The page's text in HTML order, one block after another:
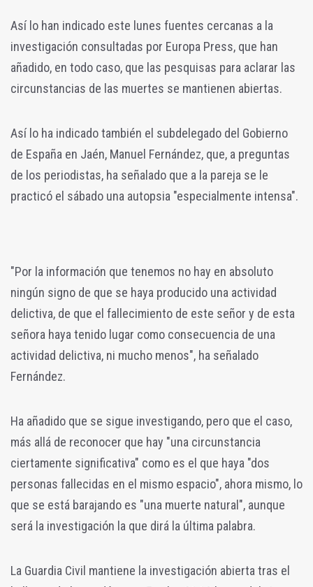
Así lo han indicado este lunes fuentes cercanas a la
investigación consultadas por Europa Press, que han
añadido, en todo caso, que las pesquisas para aclarar las
circunstancias de las muertes se mantienen abiertas.
Así lo ha indicado también el subdelegado del Gobierno
de España en Jaén, Manuel Fernández, que, a preguntas
de los periodistas, ha señalado que a la pareja se le
practicó el sábado una autopsia "especialmente intensa".
"Por la información que tenemos no hay en absoluto
ningún signo de que se haya producido una actividad
delictiva, de que el fallecimiento de este señor y de esta
señora haya tenido lugar como consecuencia de una
actividad delictiva, ni mucho menos", ha señalado
Fernández.
Ha añadido que se sigue investigando, pero que el caso,
más allá de reconocer que hay "una circunstancia
ciertamente significativa" como es el que haya "dos
personas fallecidas en el mismo espacio", ahora mismo, lo
que se está barajando es "una muerte natural", aunque
será la investigación la que dirá la última palabra.
La Guardia Civil mantiene la investigación abierta tras el